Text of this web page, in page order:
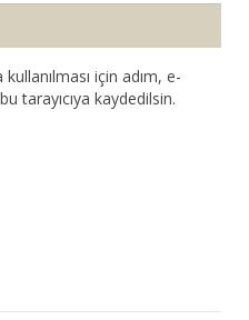
için adım, e-
tarayıcıya kaydedilsin.